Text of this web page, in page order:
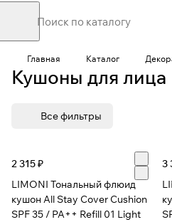
Главная Каталог
Кушоны для лица
Все фильтры
2 315 ₽
LIMONI Тональный флюид
кушон All Stay Cover Cushion
SPF 35 / PA++ Refill 01 Light
3